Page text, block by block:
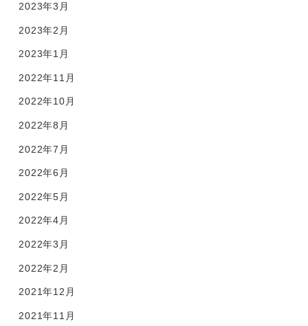
2023年3月
2023年2月
2023年1月
2022年11月
2022年10月
2022年8月
2022年7月
2022年6月
2022年5月
2022年4月
2022年3月
2022年2月
2021年12月
2021年11月